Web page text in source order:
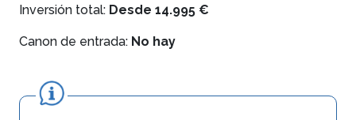
Inversión total: Desde 14.995 €
Canon de entrada: No hay